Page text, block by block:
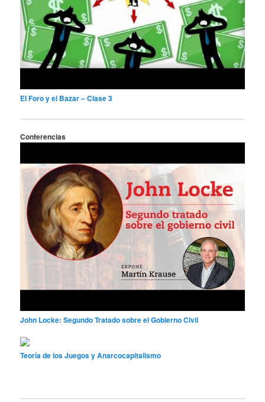
El Foro y el Bazar – Clase 3
Conferencias
John Locke: Segundo Tratado sobre el Gobierno Civil
Teoría de los Juegos y Anarcocapitalismo